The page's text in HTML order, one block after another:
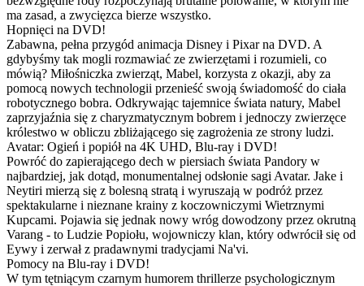
ma zasad, a zwycięzca bierze wszystko.
Hopnięci na DVD!
Zabawna, pełna przygód animacja Disney i Pixar na DVD. A
gdybyśmy tak mogli rozmawiać ze zwierzętami i rozumieli, co
mówią? Miłośniczka zwierząt, Mabel, korzysta z okazji, aby za
pomocą nowych technologii przenieść swoją świadomość do ciała
robotycznego bobra. Odkrywając tajemnice świata natury, Mabel
zaprzyjaźnia się z charyzmatycznym bobrem i jednoczy zwierzęce
królestwo w obliczu zbliżającego się zagrożenia ze strony ludzi.
Avatar: Ogień i popiół na 4K UHD, Blu-ray i DVD!
Powróć do zapierającego dech w piersiach świata Pandory w
najbardziej, jak dotąd, monumentalnej odsłonie sagi Avatar. Jake i
Neytiri mierzą się z bolesną stratą i wyruszają w podróż przez
spektakularne i nieznane krainy z koczowniczymi Wietrznymi
Kupcami. Pojawia się jednak nowy wróg dowodzony przez okrutną
Varang - to Ludzie Popiołu, wojowniczy klan, który odwrócił się od
Eywy i zerwał z pradawnymi tradycjami Na'vi.
Pomocy na Blu-ray i DVD!
W tym tętniącym czarnym humorem thrillerze psychologicznym